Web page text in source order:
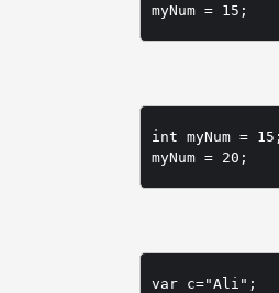
myNum = 15;
int myNum = 15;
myNum = 20;
var c="Ali";